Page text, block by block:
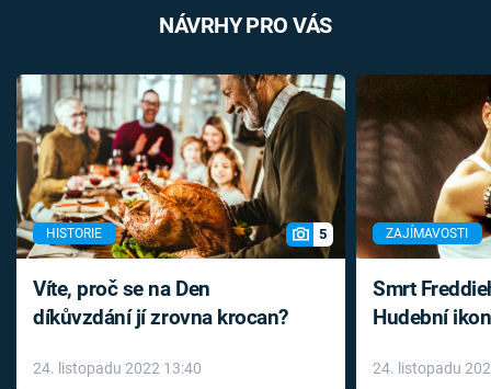
NÁVRHY PRO VÁS
HISTORIE 5
Víte, proč se na Den
díkůvzdání jí zrovna krocan?
24. listopadu 2022 13:40
ZAJÍMAVOSTI
Smrt
Hudební
léky
24. listopadu